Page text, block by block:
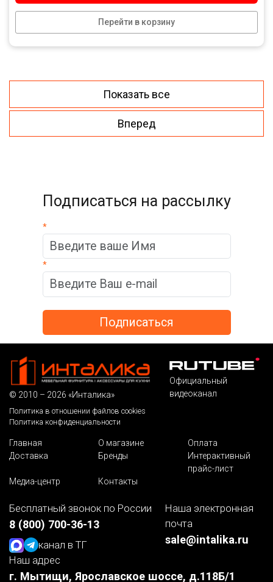
Перейти в корзину
Показать все
Вперед
Подписаться на рассылку
*
*
© 2010 – 2026 «Инталика»
Политика в отношении файлов cookies
Политика конфиденциальности
Официальный
видеоканал
Главная О магазине
Оплата
Доставка
Бренды
Интерактивный
прайс-лист
Медиа-центр
Контакты
Бесплатный звонок по России
8 (800) 700-36-13
канал в ТГ
Наша электронная
почта
sale@intalika.ru
Наш адрес
г. Мытищи, Ярославское шоссе, д.118Б/1